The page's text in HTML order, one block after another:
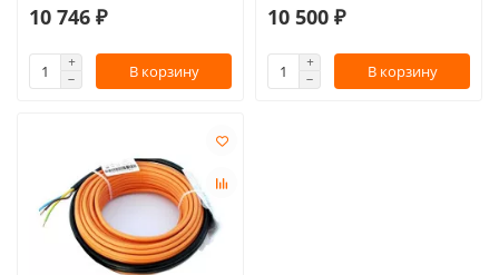
10 746 ₽
В корзину
10 500 ₽
В корзину